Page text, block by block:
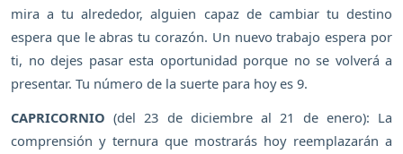
mira a tu alrededor, alguien capaz de cambiar tu destino
espera que le abras tu corazón. Un nuevo trabajo espera por
ti, no dejes pasar esta oportunidad porque no se volverá a
presentar. Tu número de la suerte para hoy es 9.
CAPRICORNIO (del 23 de diciembre al 21 de enero): La
comprensión y ternura que mostrarás hoy reemplazarán a